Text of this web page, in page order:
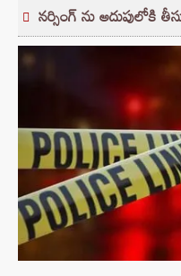
నర్సింగ్ ను అదుపులోకి